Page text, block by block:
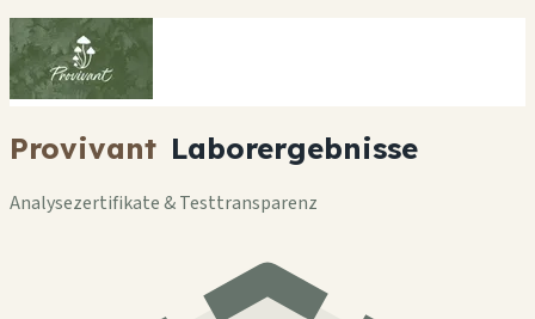
Provivant Laborergebnisse
Analysezertifikate & Testtransparenz